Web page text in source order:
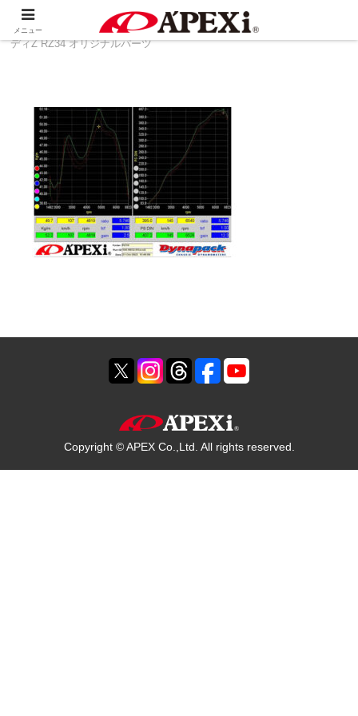
製品情報 その他
NISSAN フェアレ
ディZ RZ34 オリジナルパーツ
Copyright © APEX Co.,Ltd. All rights reserved.
メニュー